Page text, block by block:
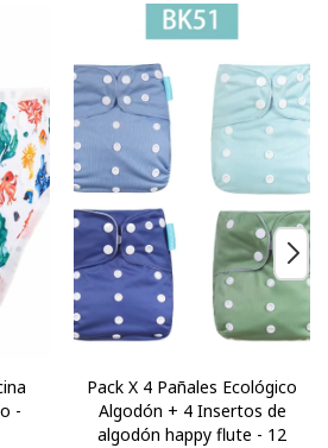
-
Pack X 4 Pañales Ecológico
Algodón + 4 Insertos de
algodón happy flute - 12